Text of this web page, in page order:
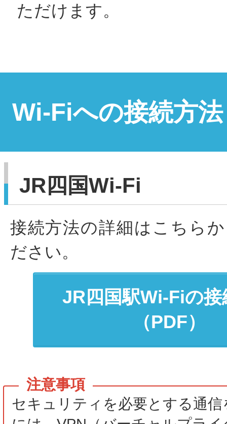
ただけます。
Wi-Fiへの接続方法
JR四国Wi-Fi
接続方法の詳細はこちら
ださい。
JR四国駅Wi-Fiの接
（PDF）
セキュリティを必要とする通